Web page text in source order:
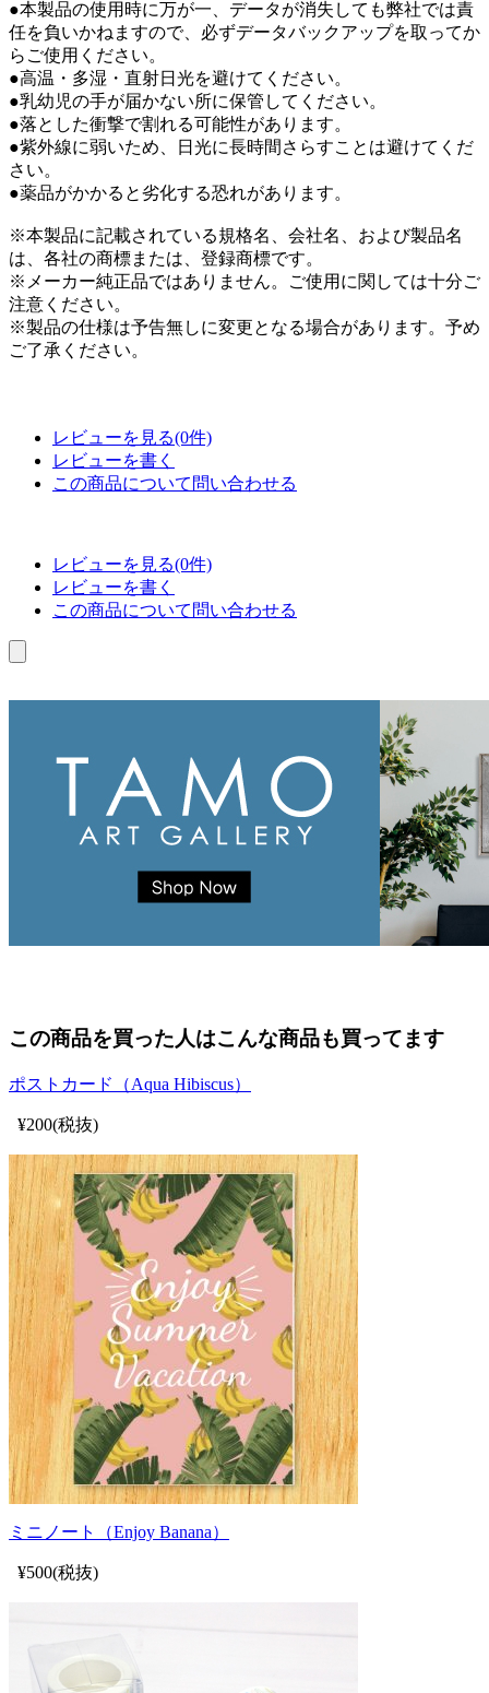
●本製品の使用時に万が一、データが消失しても弊社では責
任を負いかねますので、必ずデータバックアップを取ってか
らご使用ください。
●高温・多湿・直射日光を避けてください。
●乳幼児の手が届かない所に保管してください。
●落とした衝撃で割れる可能性があります。
●紫外線に弱いため、日光に長時間さらすことは避けてくだ
さい。
●薬品がかかると劣化する恐れがあります。
※本製品に記載されている規格名、会社名、および製品名
は、各社の商標または、登録商標です。
※メーカー純正品ではありません。ご使用に関しては十分ご
注意ください。
※製品の仕様は予告無しに変更となる場合があります。予め
ご了承ください。
レビューを見る(0件)
レビューを書く
この商品について問い合わせる
レビューを見る(0件)
レビューを書く
この商品について問い合わせる
この商品を買った人はこんな商品も買ってます
ポストカード（Aqua Hibiscus）
¥200(税抜)
ミニノート（Enjoy Banana）
¥500(税抜)